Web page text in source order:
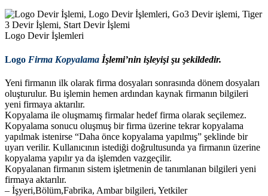
Logo Devir İşlemleri
Logo Firma Kopyalama İşlemi’nin işleyişi şu şekildedir.
Yeni firmanın ilk olarak firma dosyaları sonrasında dönem dosyaları
oluşturulur. Bu işlemin hemen ardından kaynak firmanın bilgileri
yeni firmaya aktarılır.
Kopyalama ile oluşmamış firmalar hedef firma olarak seçilemez.
Kopyalama sonucu oluşmuş bir firma üzerine tekrar kopyalama
yapılmak istenirse “Daha önce kopyalama yapılmış” şeklinde bir
uyarı verilir. Kullanıcının istediği doğrultusunda ya firmanın üzerine
kopyalama yapılır ya da işlemden vazgeçilir.
Kopyalanan firmanın sistem işletmenin de tanımlanan bilgileri yeni
firmaya aktarılır.
– İşyeri,Bölüm,Fabrika, Ambar bilgileri, Yetkiler